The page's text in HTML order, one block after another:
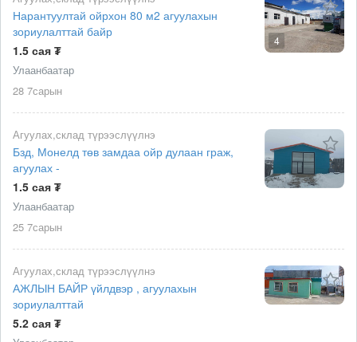
4
Нарантуултай ойрхон 80 м2 агуулахын
зориулалттай байр
1.5 сая ₮
Улаанбаатар
28 7сарын
Агуулах,склад түрээслүүлнэ
Бзд, Монелд төв замдаа ойр дулаан граж,
агуулах -
1.5 сая ₮
Улаанбаатар
25 7сарын
Агуулах,склад түрээслүүлнэ
АЖЛЫН БАЙР үйлдвэр , агуулахын
зориулалттай
5.2 сая ₮